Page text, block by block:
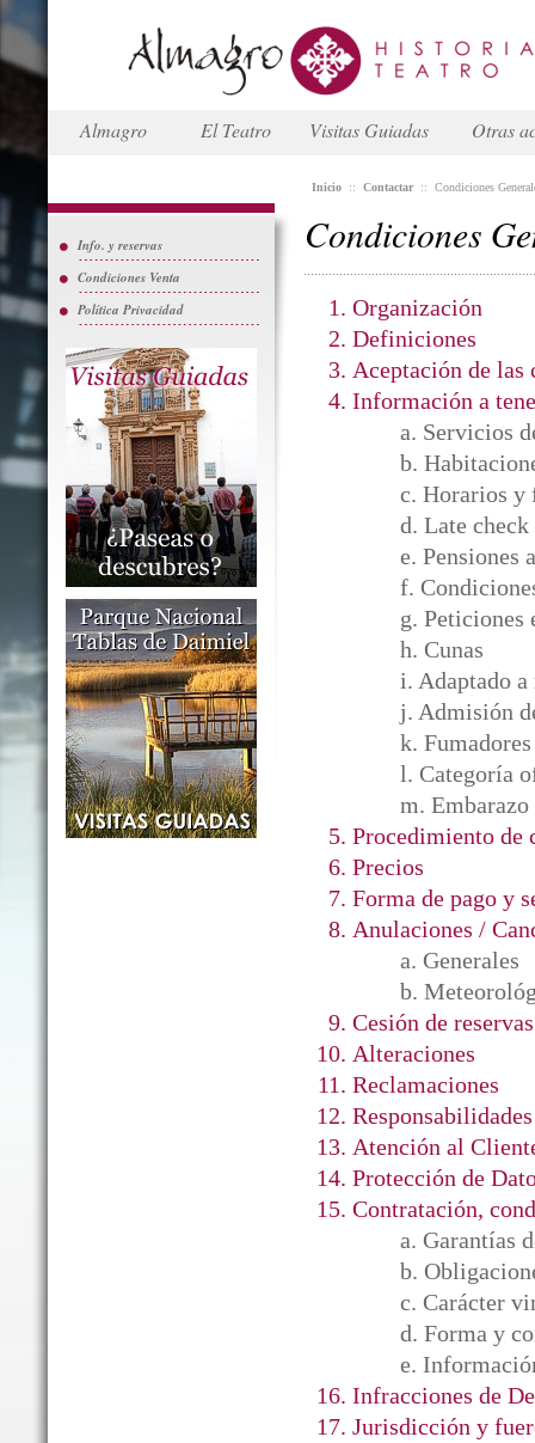
Almagro El Teatro Visitas Guiadas Otras
Info. y reservas
Condiciones Venta
Política Privacidad
Inicio :: Contactar :: Condiciones
Condiciones
Organización
Definiciones
Aceptación de las
Información a
a. Servicios
b.
c. Horarios y
d. Late check
e. Pensiones
f.
g. Peticiones
h. Cunas
i. Adaptado
j. Admisión
k. Fumadores
l. Categoría
m. Embarazo
Procedimiento de
Precios
Forma de pago y
Anulaciones /
a. Generales
b.
Cesión de reservas
Alteraciones
Reclamaciones
Responsabilidades
Atención al
Protección de
Contratación,
a. Garantías
b.
c. Carácter
d. Forma y
e.
Infracciones de
Jurisdicción y